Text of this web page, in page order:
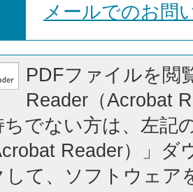
メールでのお問
PDFファイルを閲
Reader（Acrobat
でない方は、左記
Reader）」ダ
して、ソフトウェア